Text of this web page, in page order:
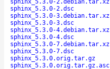
sphinx_5.3.0-2.debian.tar.xz
sphinx_5.3.0-2.dsc
sphinx_5.3.0-3.debian.tar.xz
sphinx_5.3.0-3.dsc
sphinx_5.3.0-4.debian.tar.xz
sphinx_5.3.0-4.dsc
sphinx_5.3.0-7.debian.tar.xz
sphinx_5.3.0-7.dsc
sphinx_5.3.0.orig.tar.gz
sphinx_5.3.0.orig.tar.gz.asc